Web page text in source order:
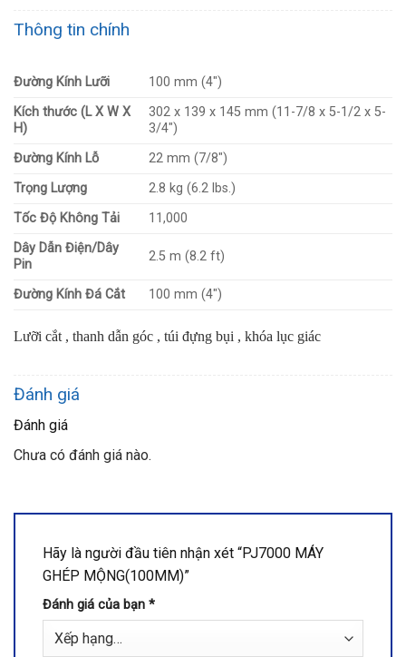
Thông tin chính
Đường Kính Lưỡi
100 mm (4″)
Kích thước (L X W X
H)
302 x 139 x 145 mm (11-7/8 x 5-1/2 x 5-
3/4″)
Đường Kính Lỗ
22 mm (7/8″)
Trọng Lượng
2.8 kg (6.2 lbs.)
Tốc Độ Không Tải
11,000
Dây Dẫn Điện/Dây
Pin
2.5 m (8.2 ft)
Đường Kính Đá Cắt 100 mm (4″)
Lưỡi cắt , thanh dẫn góc , túi đựng bụi , khóa lục giác
Đánh giá
Đánh giá
Chưa có đánh giá nào.
Hãy là người đầu tiên nhận xét “PJ7000 MÁY
GHÉP MỘNG(100MM)”
Đánh giá của bạn *